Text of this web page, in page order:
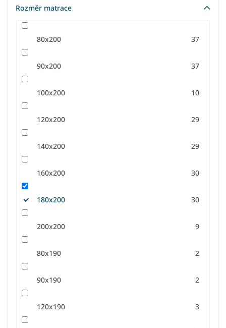
Rozměr matrace
80x200 37
90x200 37
100x200 10
120x200 29
140x200 29
160x200 30
180x200 30
200x200 9
80x190 2
90x190 2
120x190 3